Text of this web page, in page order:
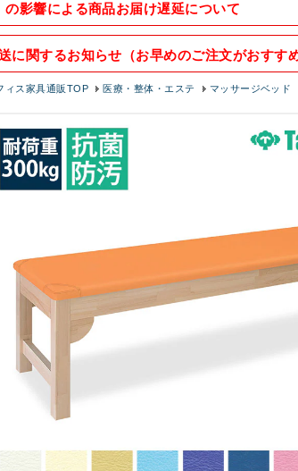
の影響による商品お届け遅延について
に関するお知らせ（お早めのご注文がおすす
ィス家具通販TOP 医療・整体・エステ マッサージベッド